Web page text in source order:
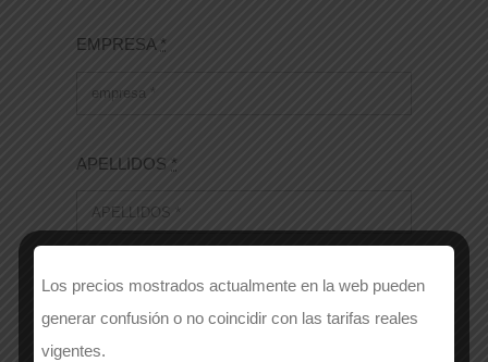
EMPRESA *
APELLIDOS *
Número de contacto*
Los precios mostrados actualmente en la web pueden
generar confusión o no coincidir con las tarifas reales
vigentes.